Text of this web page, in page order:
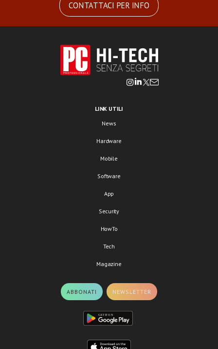
CONTATTACI PER INFO
LINK UTILI
News
Hardware
Mobile
Software
App
Security
HowTo
Tech
Magazine
ABBONATI NEWSLETTER